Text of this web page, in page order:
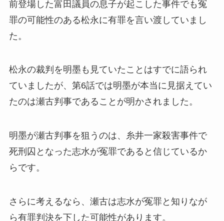
前登場した富田議員の息子が起こした事件でも冤
罪の可能性のある松永に有罪を言い渡していまし
た。
松永の裁判を明墨も見ていたことはすでに語られ
ていましたが、第6話では明墨が本当に見据えてい
たのは瀬古判事であることが明かされました。
明墨が瀬古判事を狙うのは、糸井一家殺害事件で
死刑囚となった志水が冤罪であると信じているか
らです。
さらに考えるなら、瀬古は志水が冤罪と知りなが
ら有罪判決を下した可能性があります。